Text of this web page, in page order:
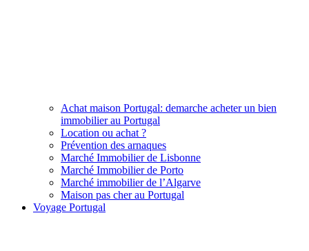
Achat maison Portugal: demarche acheter un bien
immobilier au Portugal
Location ou achat ?
Prévention des arnaques
Marché Immobilier de Lisbonne
Marché Immobilier de Porto
Marché immobilier de l’Algarve
Maison pas cher au Portugal
Voyage Portugal